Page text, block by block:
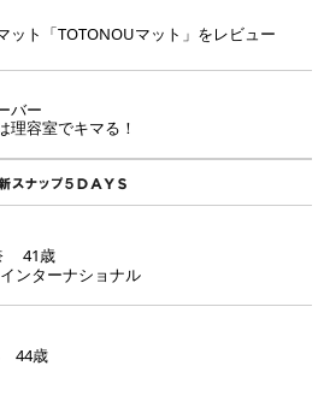
ット「TOTONOUマット」をレビュー
バー
理容室でキマる！
41歳
ンターナショナル
44歳